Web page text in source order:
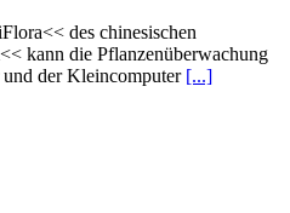
des chinesischen
kann die Pflanzenüberwachung
der Kleincomputer [...]